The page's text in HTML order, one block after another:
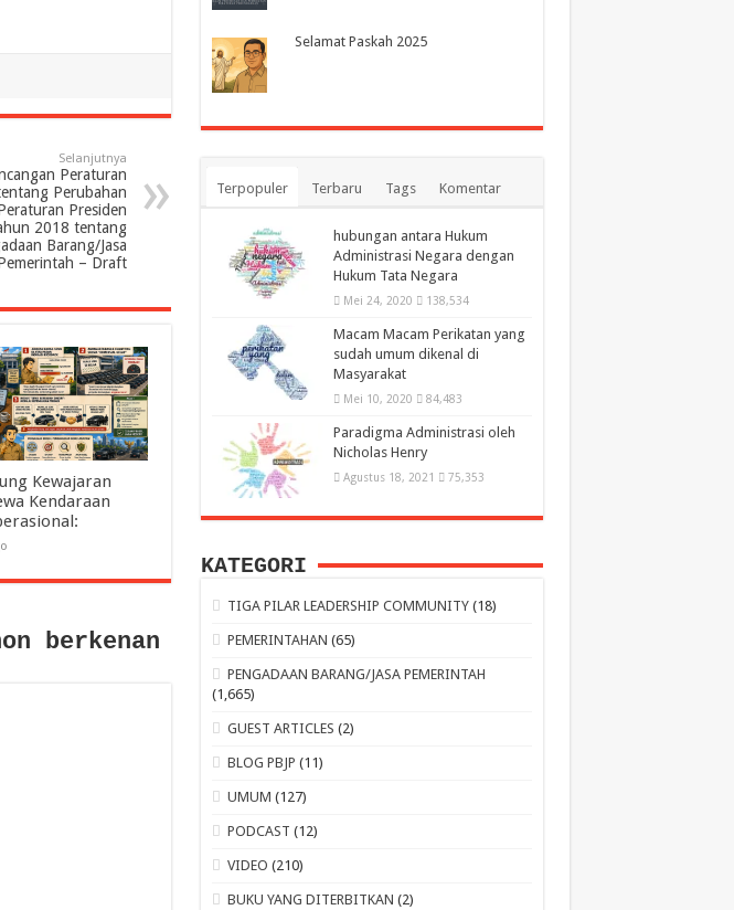
Selanjutnya
Peraturan
Perubahan
Presiden
2018 tentang
Barang/Jasa
– Draft
Kewajaran
Kendaraan
berkenan
Selamat Paskah 2025
Terpopuler Terbaru Tags Komentar
hubungan antara Hukum
Administrasi Negara dengan
Hukum Tata Negara
Mei 24, 2020 138,534
Macam Macam Perikatan yang
sudah umum dikenal di
Masyarakat
Mei 10, 2020 84,483
Paradigma Administrasi oleh
Nicholas Henry
Agustus 18, 2021 75,353
KATEGORI
TIGA PILAR LEADERSHIP COMMUNITY (18)
PEMERINTAHAN (65)
PENGADAAN BARANG/JASA PEMERINTAH
(1,665)
GUEST ARTICLES (2)
BLOG PBJP (11)
UMUM (127)
PODCAST (12)
VIDEO (210)
BUKU YANG DITERBITKAN (2)